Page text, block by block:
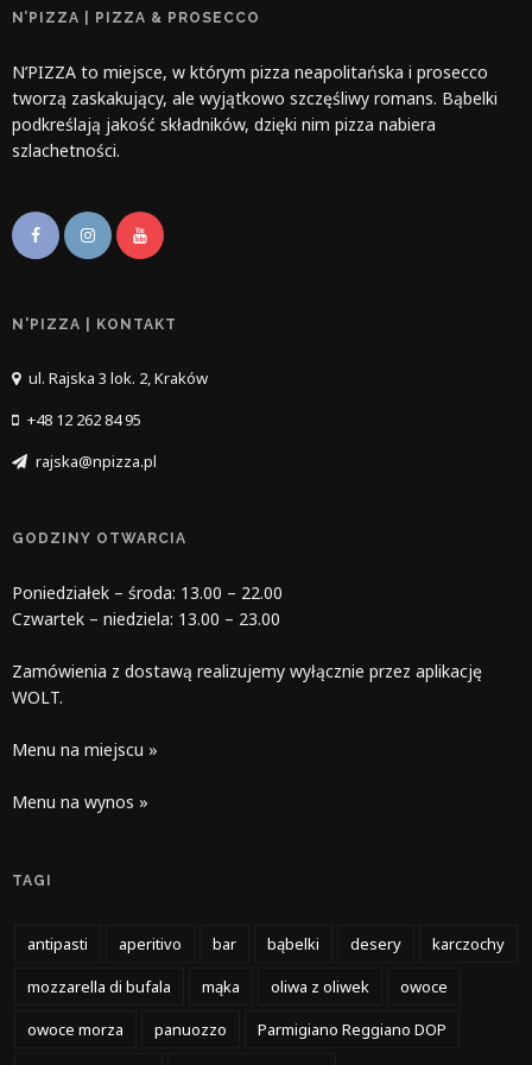
N’PIZZA | PIZZA & PROSECCO
N’PIZZA to miejsce, w którym pizza neapolitańska i prosecco
tworzą zaskakujący, ale wyjątkowo szczęśliwy romans. Bąbelki
podkreślają jakość składników, dzięki nim pizza nabiera
szlachetności.
N'PIZZA | KONTAKT
ul. Rajska 3 lok. 2, Kraków
+48 12 262 84 95
rajska@npizza.pl
GODZINY OTWARCIA
Poniedziałek – środa: 13.00 – 22.00
Czwartek – niedziela: 13.00 – 23.00
Zamówienia z dostawą realizujemy wyłącznie przez aplikację
WOLT.
Menu na miejscu »
Menu na wynos »
TAGI
antipasti aperitivo bar bąbelki desery
karczochy
mozzarella di bufala
mąka oliwa z oliwek
owoce
owoce morza
panuozzo
Parmigiano Reggiano DOP